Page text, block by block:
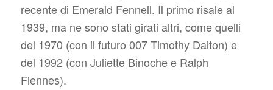
recente di Emerald Fennell. Il primo risale al
1939, ma ne sono stati girati altri, come quelli
del 1970 (con il futuro 007 Timothy Dalton) e
del 1992 (con Juliette Binoche e Ralph
Fiennes).